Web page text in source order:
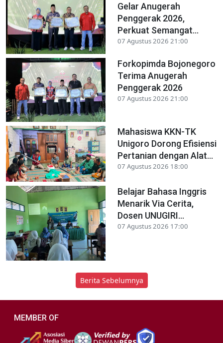
Gelar Anugerah
Penggerak 2026,
Perkuat Semangat...
07 Agustus 2026 21:00
Forkopimda Bojonegoro
Terima Anugerah
Penggerak 2026
07 Agustus 2026 21:00
Mahasiswa KKN-TK
Unigoro Dorong Efisiensi
Pertanian dengan Alat...
07 Agustus 2026 18:00
Belajar Bahasa Inggris
Menarik Via Cerita,
Dosen UNUGIRI...
07 Agustus 2026 17:00
Berita Sebelumnya
MEMBER OF